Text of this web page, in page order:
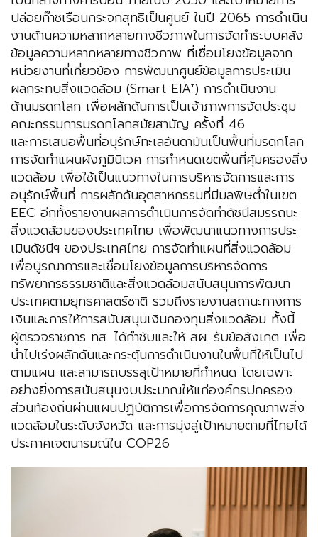
ปล่อยก๊าซเรือนกระจกสุทธิเป็นศูนย์ ในปี 2065 การดำเนิน
งานด้านความหลากหลายทางชีวภาพในการจัดทำระบบคลัง
ข้อมูลความหลากหลายทางชีวภาพ ที่เชื่อมโยงข้อมูลจาก
หน่วยงานที่เกี่ยวข้อง การพัฒนาศูนย์ข้อมูลการประเมิน
ผลกระทบสิ่งแวดล้อม (Smart EIA+) การดำเนินงาน
ด้านมรดกโลก เพื่อผลักดันการเป็นเจ้าภาพการจัดประชุม
คณะกรรมการมรดกโลกสมัยสามัญ ครั้งที่ 46
และการเสนอพื้นที่อนุรักษ์ทะเลอันดามันเป็นพื้นที่มรดกโลก
การจัดทำแผนผังภูมินิเวศ การกำหนดเขตพื้นที่คุ้มครองสิ่ง
แวดล้อม เพื่อใช้เป็นแนวทางในการบริหารจัดการและการ
อนุรักษ์พื้นที่ การผลักดันอุตสาหกรรมที่มีมลพิษต่ำในเขต
EEC อีกทั้งรายงานผลการดำเนินการจัดทำดัชนีสมรรถนะ
สิ่งแวดล้อมของประเทศไทย เพื่อพัฒนาแนวทางการประ
เมินดัชนีฯ ของประเทศไทย การจัดทำแผนที่สิ่งแวดล้อม
เพื่อบูรณาการและเชื่อมโยงข้อมูลการบริหารจัดการ
ทรัพยากรธรรมชาติและสิ่งแวดล้อมสนับสนุนการพัฒนา
ประเทศตามยุทธศาสตร์ชาติ รวมถึงรายงานสถานะทางการ
เงินและการให้การสนับสนุนเงินกองทุนสิ่งแวดล้อม ทั้งนี้
ผู้ตรวจราชการ ทส. ได้กำชับและให้ สผ. รับข้อสังเกต เพื่อ
นำไปเร่งผลักดันและกระตุ้นการดำเนินงานในพื้นที่ให้เป็นไป
ตามแผน และสามารถบรรลุเป้าหมายที่กำหนด โดยเฉพาะ
อย่างยิ่งการสนับสนุนงบประมาณให้แก่องค์กรปกครอง
ส่วนท้องถิ่นผ่านแผนปฏิบัติการเพื่อการจัดการคุณภาพสิ่ง
แวดล้อมในระดับจังหวัด และการมุ่งสู่เป้าหมายตามที่ไทยได้
ประกาศเจตนารมณ์ใน COP26